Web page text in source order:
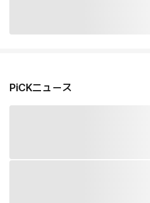
PiCKニュース